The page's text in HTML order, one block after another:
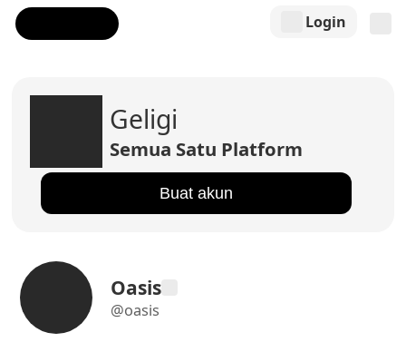
Login
Geligi
Semua Satu Platform
Buat akun
Oasis
@oasis